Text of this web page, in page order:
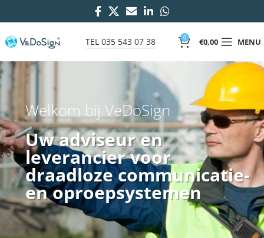
TEL 035 543 07 38 0 €0,00 MENU
Uw adviseur en
leverancier voor
draadloze communicatie-
en oproepsystemen
Welkom bij VeDoSign